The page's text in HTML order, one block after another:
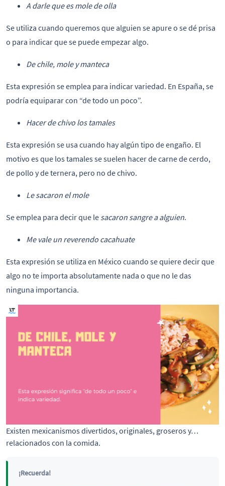
A darle que es mole de olla
Se utiliza cuando queremos que alguien se apure o se dé prisa
o para indicar que se puede empezar algo.
De chile, mole y manteca
Esta expresión se emplea para indicar variedad. En España, se
podría equiparar con “de todo un poco”.
Hacer de chivo los tamales
Esta expresión se usa cuando hay algún tipo de engaño. El
motivo es que los tamales se suelen hacer de carne de cerdo,
de pollo y de ternera, pero no de chivo.
Le sacaron el mole
Se emplea para decir que le sacaron sangre a alguien.
Me vale un reverendo cacahuate
Esta expresión se utiliza en México cuando se quiere decir que
algo no te importa absolutamente nada o que no le das
ninguna importancia.
Existen mexicanismos divertidos, originales, groseros y…
relacionados con la comida.
¡Recuerda!